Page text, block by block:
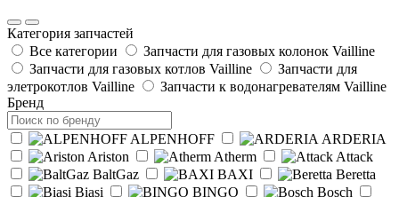
Категория запчастей
Все категории
Запчасти для газовых колонок Vailline
Запчасти для газовых котлов Vailline
Запчасти для
элетрокотлов Vailline
Запчасти к водонагревателям Vailline
Бренд
ALPENHOFF
ARDERIA
Ariston
Atherm
Attack
BaltGaz
BAXI
Beretta
Biasi
BINGO
Bosch